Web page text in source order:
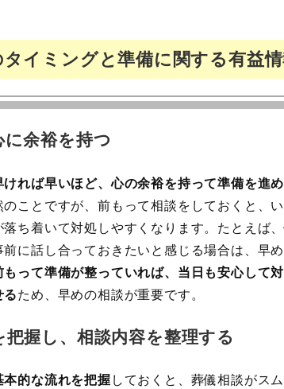
イミングと準備に関する有益
余裕を持つ
ければ早いほど、心の余裕を持って準備を進
のことですが、前もって相談をしておくと、
落ち着いて対処しやすくなります。たとえば
に話し合っておきたいと感じる場合は、早
もって準備が整っていれば、当日も安心して
るため、早めの相談が重要です。
握し、相談内容を整理する
本的な流れを把握 しておくと、葬儀相談がス